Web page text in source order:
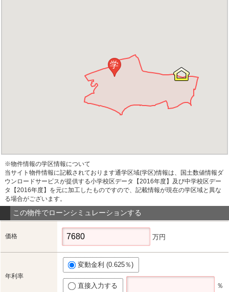
学
※物件情報の学区情報について
当サイト物件情報に記載されております通学区域(学区)情報は、国土数値情報ダ
ウンロードサービスが提供する小学校区データ【2016年度】及び中学校区デー
タ【2016年度】を元に加工したものですので、記載情報が現在の学区域と異な
る場合がございます。
この物件でローンシミュレーションする
価格 万円
年利率
変動金利 (0.625％)
直接入力する ％